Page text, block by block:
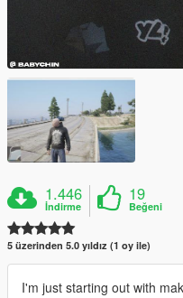
1.446
İndirme
19
Beğeni
5 üzerinden 5.0 yıldız (1 oy ile)
I'm just starting out with